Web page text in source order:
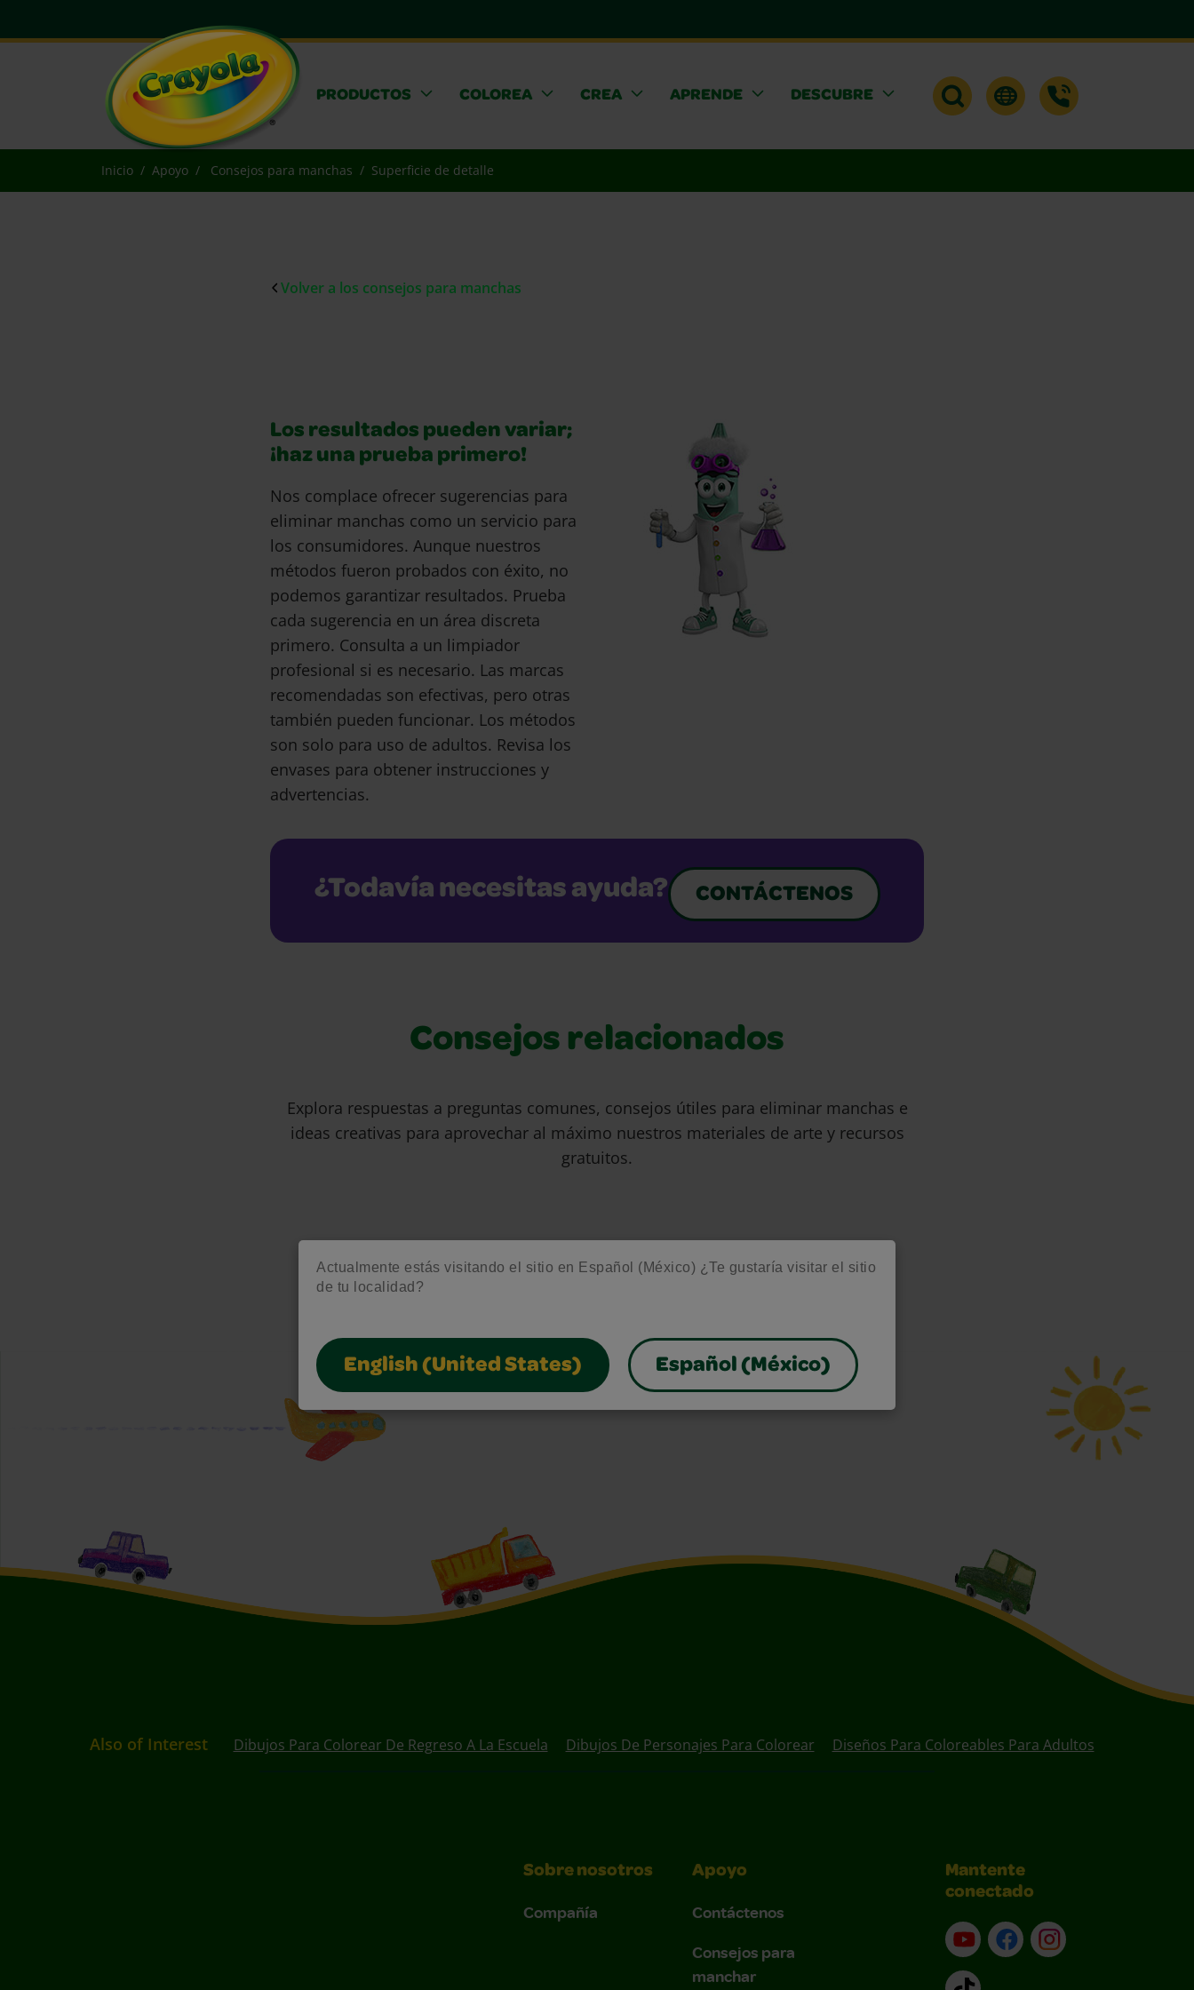
Actualmente estás visitando el sitio en Español (México) ¿Te gustaría visitar el sitio
de tu localidad?
English (United States) Español (México)
PRODUCTOS COLOREA CREA APRENDE DESCUBRE
Inicio Apoyo Consejos para manchas Superficie de detalle
Volver a los consejos para manchas
Los resultados pueden variar;
¡haz una prueba primero!
Nos complace ofrecer sugerencias para
eliminar manchas como un servicio para
los consumidores. Aunque nuestros
métodos fueron probados con éxito, no
podemos garantizar resultados. Prueba
cada sugerencia en un área discreta
primero. Consulta a un limpiador
profesional si es necesario. Las marcas
recomendadas son efectivas, pero otras
también pueden funcionar. Los métodos
son solo para uso de adultos. Revisa los
envases para obtener instrucciones y
advertencias.
¿Todavía necesitas ayuda? CONTÁCTENOS
Consejos relacionados
Explora respuestas a preguntas comunes, consejos útiles para eliminar manchas e
ideas creativas para aprovechar al máximo nuestros materiales de arte y recursos
gratuitos.
Also of Interest Dibujos Para Colorear De Regreso A La Escuela Dibujos De Personajes Para Colorear Diseños Para Coloreables Para Adultos
Sobre nosotros
Compañía
Apoyo
Contáctenos
Consejos para
manchar
Mantente
conectado
YouTube (en inglés)
Facebook (en inglés)
Instagram (en
TikTok